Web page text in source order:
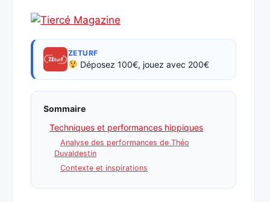
ZETURF
Déposez 100€, jouez avec 200€
Sommaire
Techniques et performances hippiques
Analyse des performances de Théo
Duvaldestin
Contexte et inspirations